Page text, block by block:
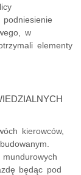
podniesienie
w
elementy
kierowców,
będąc pod